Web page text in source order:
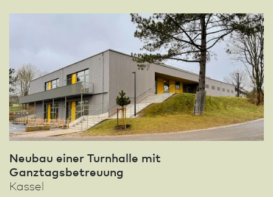
Neu­bau einer Turnhalle mit
Ganztagsbetreuung
Kassel